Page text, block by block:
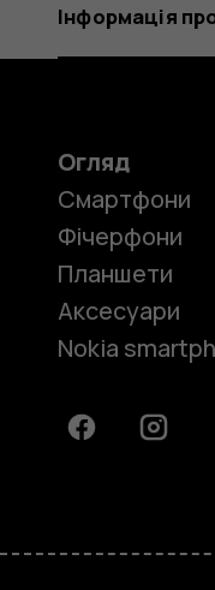
Інформація
Огляд
Смартфони
Фічерфони
Планшети
Аксесуари
Nokia
Facebook